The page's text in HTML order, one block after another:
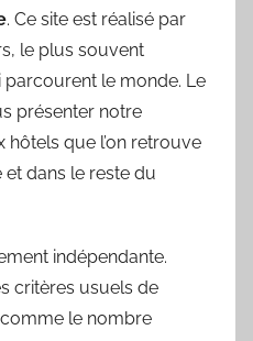
. Ce site est réalisé par
le plus souvent
parcourent le monde. Le
présenter notre
que l’on retrouve
dans le reste du
indépendante.
critères usuels de
le nombre